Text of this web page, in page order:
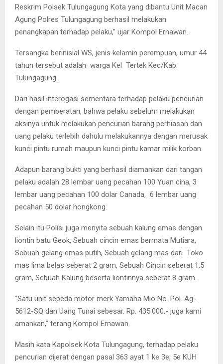
Reskrim Polsek Tulungagung Kota yang dibantu Unit Macan
Agung Polres Tulungagung berhasil melakukan
penangkapan terhadap pelaku,” ujar Kompol Ernawan.
Tersangka berinisial WS, jenis kelamin perempuan, umur 44
tahun tersebut adalah warga Kel Tertek Kec/Kab.
Tulungagung.
Dari hasil interogasi sementara terhadap pelaku pencurian
dengan pemberatan, bahwa pelaku sebelum melakukan
aksinya untuk melakukan pencurian barang perhiasan dan
uang pelaku terlebih dahulu melakukannya dengan merusak
kunci pintu rumah maupun kunci pintu kamar milik korban.
Adapun barang bukti yang berhasil diamankan dari tangan
pelaku adalah 28 lembar uang pecahan 100 Yuan cina, 3
lembar uang pecahan 100 dolar Canada, 6 lembar uang
pecahan 50 dolar hongkong.
Selain itu Polisi juga menyita sebuah kalung emas dengan
liontin batu Geok, Sebuah cincin emas bermata Mutiara,
Sebuah gelang emas putih, Sebuah gelang mas dari Toko
mas lima belas seberat 2 gram, Sebuah Cincin seberat 1,5
gram, Sebuah Kalung beserta liontinnya seberat 8 gram.
“Satu unit sepeda motor merk Yamaha Mio No. Pol. Ag-
5612-SQ dan Uang Tunai sebesar. Rp. 435.000,- juga kami
amankan,” terang Kompol Ernawan.
Masih kata Kapolsek Kota Tulungagung, terhadap pelaku
pencurian dijerat dengan pasal 363 ayat 1 ke 3e, 5e KUH